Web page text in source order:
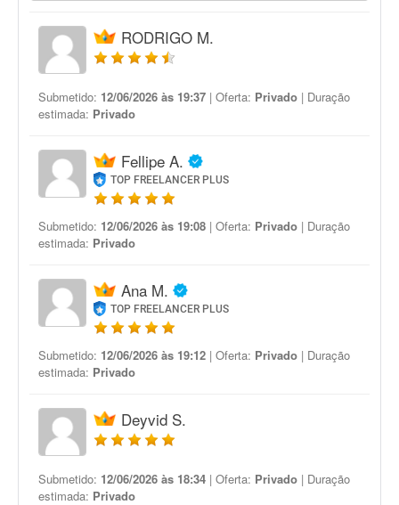
RODRIGO M.
Submetido: 12/06/2026 às 19:37 | Oferta: Privado | Duração
estimada: Privado
Fellipe A.
TOP FREELANCER PLUS
Submetido: 12/06/2026 às 19:08 | Oferta: Privado | Duração
estimada: Privado
Ana M.
TOP FREELANCER PLUS
Submetido: 12/06/2026 às 19:12 | Oferta: Privado | Duração
estimada: Privado
Deyvid S.
Submetido: 12/06/2026 às 18:34 | Oferta: Privado | Duração
estimada: Privado